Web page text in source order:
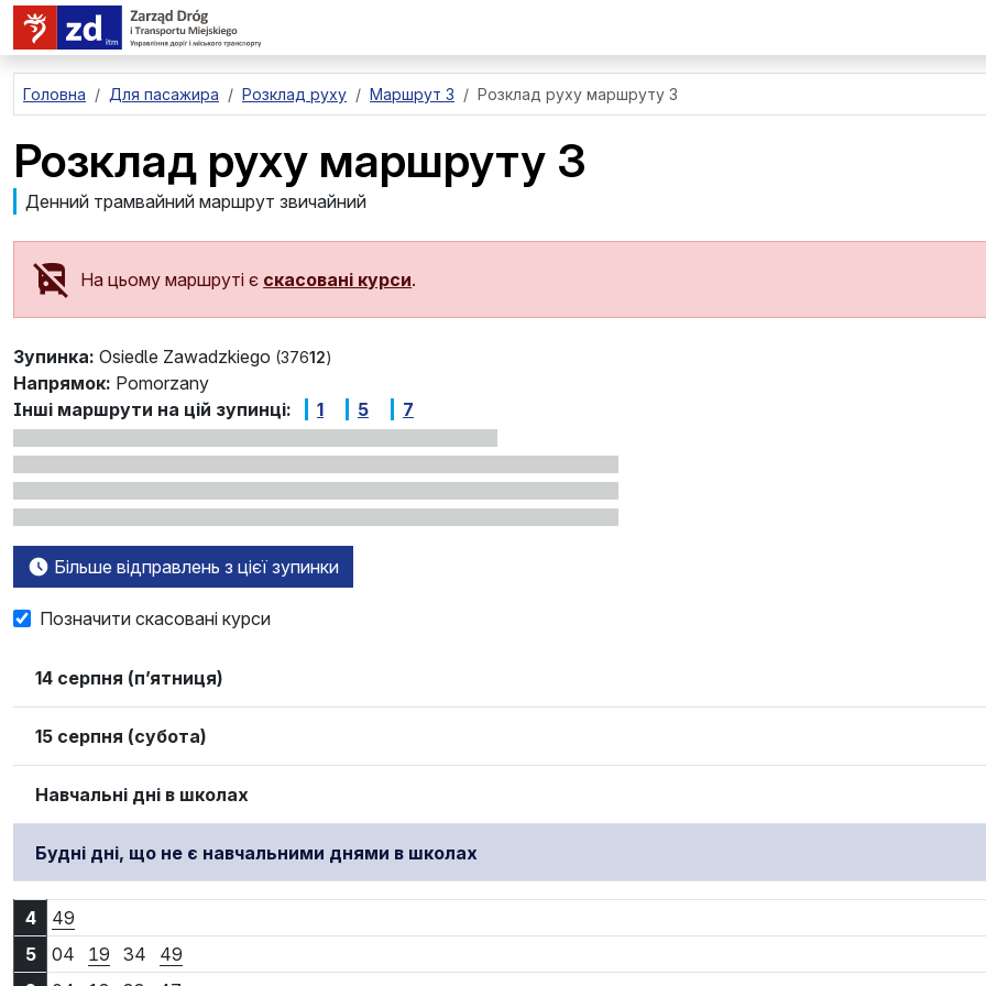
перейти до основного вмісту
Головна Для пасажира Розклад руху Маршрут 3 Розклад руху маршруту 3
Розклад руху маршруту 3
Денний трамвайний маршрут звичайний
На цьому маршруті є скасовані курси.
Зупинка: Osiedle Zawadzkiego (37612)
Напрямок: Pomorzany
Інші маршрути на цій зупинці:
1 5 7
Більше відправлень з цієї зупинки
Позначити скасовані курси
14 серпня (п’ятниця)
15 серпня (субота)
Навчальні дні в школах
Будні дні, що не є навчальними днями в школах
4 49
5
04 5:04
19 5:19
34 5:34
49